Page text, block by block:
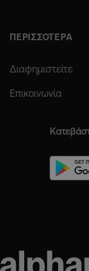
ΠΕΡΙΣΣΟΤΕΡΑ
Διαφημιστείτε
Επικοινωνία